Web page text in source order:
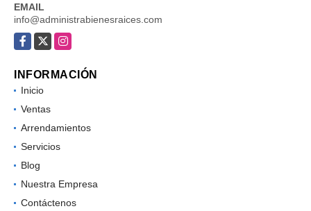
EMAIL
info@administrabienesraices.com
Facebook
X Instagram
INFORMACIÓN
Inicio
Ventas
Arrendamientos
Servicios
Blog
Nuestra Empresa
Contáctenos